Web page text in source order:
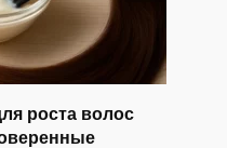
роста волос